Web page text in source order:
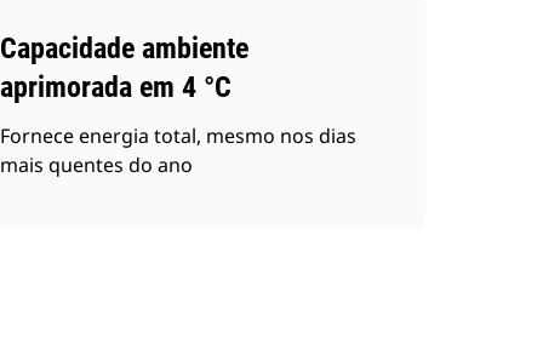
Capacidade ambiente
aprimorada em 4 °C
Fornece energia total, mesmo nos dias
mais quentes do ano